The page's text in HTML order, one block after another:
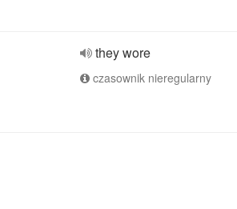
they wore
czasownik nieregularny